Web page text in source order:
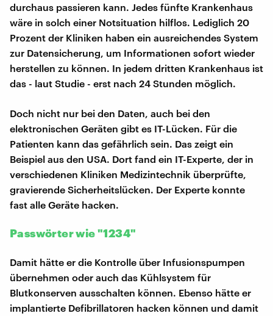
durchaus passieren kann. Jedes fünfte Krankenhaus
wäre in solch einer Notsituation hilflos. Lediglich 20
Prozent der Kliniken haben ein ausreichendes System
zur Datensicherung, um Informationen sofort wieder
herstellen zu können. In jedem dritten Krankenhaus ist
das - laut Studie - erst nach 24 Stunden möglich.
Doch nicht nur bei den Daten, auch bei den
elektronischen Geräten gibt es IT-Lücken. Für die
Patienten kann das gefährlich sein. Das zeigt ein
Beispiel aus den USA. Dort fand ein IT-Experte, der in
verschiedenen Kliniken Medizintechnik überprüfte,
gravierende Sicherheitslücken. Der Experte konnte
fast alle Geräte hacken.
Passwörter wie "1234"
Damit hätte er die Kontrolle über Infusionspumpen
übernehmen oder auch das Kühlsystem für
Blutkonserven ausschalten können. Ebenso hätte er
implantierte Defibrillatoren hacken können und damit